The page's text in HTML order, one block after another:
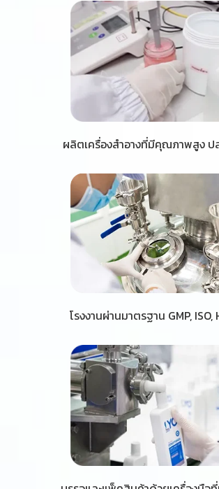
ผลิตเครื่องสำอางที่มีคุณภาพสูง
โรงงานผ่านมาตรฐาน GMP,